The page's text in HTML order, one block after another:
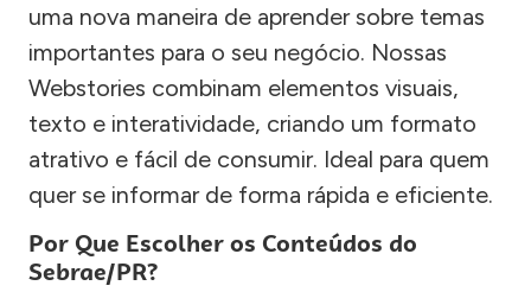
uma nova maneira de aprender sobre temas
importantes para o seu negócio. Nossas
Webstories combinam elementos visuais,
texto e interatividade, criando um formato
atrativo e fácil de consumir. Ideal para quem
quer se informar de forma rápida e eficiente.
Por Que Escolher os Conteúdos do
Sebrae/PR?